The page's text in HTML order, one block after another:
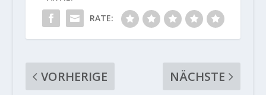
RATE:
VORHERIGE
NÄCHSTE